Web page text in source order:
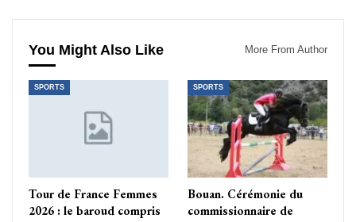
You Might Also Like More From Author
SPORTS
Tour de France Femmes
2026 : le baroud compris
SPORTS
Bouan. Cérémonie du
commissionnaire de